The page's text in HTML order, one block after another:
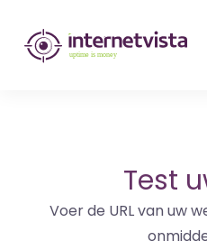
internetvista
monitoring
en
internetdiensten
Test
Voer de URL van uw